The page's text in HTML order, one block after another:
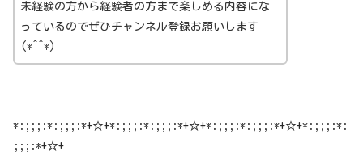
未経験の方から経験者の方まで楽しめる内容にな
っているのでぜひチャンネル登録お願いします
(*^^*)
*:;;;:*:;;;:*+☆+*:;;;:*:;;;:*+☆+*:;;;:*:;;;:*+☆+*:;;;:*:
;;;:*+☆+